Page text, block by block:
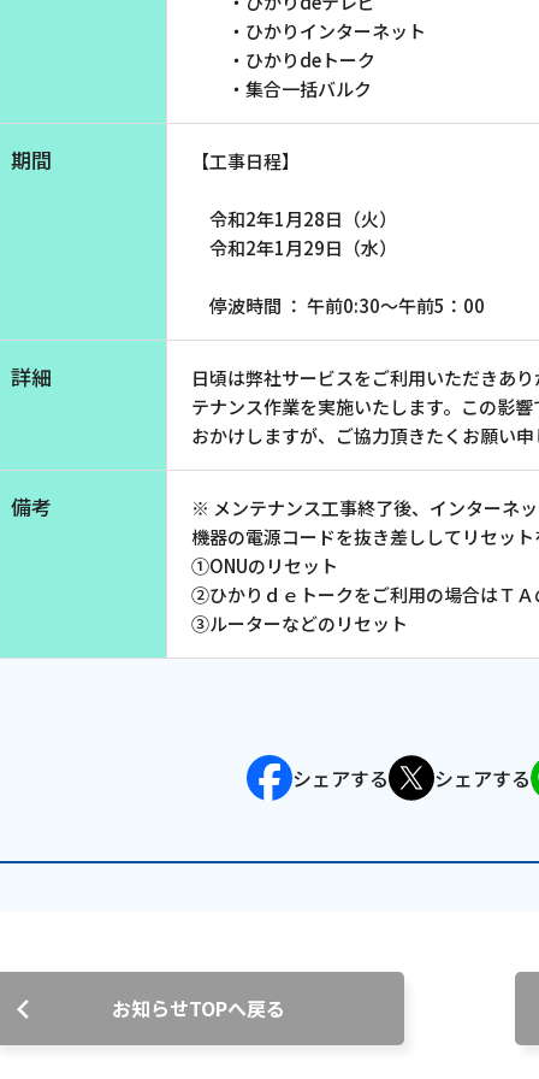
お電話でのお問い合わせ
受付時間：9:30〜18:00 年中無休
会社案内
会社概要
支店一覧
お知らせ
障害情報
メンテ
・ひかりインターネット
・ひかりdeトーク
・集合一括バルク
期間 【工事日程】
令和2年1月28日（火）
令和2年1月29日（水）
停波時間 ： 午前0:30～午前5：00
詳細
日頃は弊社サービスをご利用いただきあ
テナンス作業を実施いたします。この影
おかけしますが、ご協力頂きたくお願い
備考
※ メンテナンス工事終了後、インターネ
機器の電源コードを抜き差ししてリセッ
①ONUのリセット
②ひかりｄｅトークをご利用の場合はＴＡ
③ルーターなどのリセット
シェアする シェアする
お知らせTOPへ戻る